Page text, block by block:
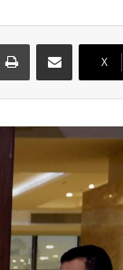
X
مشاركة عبر البريد